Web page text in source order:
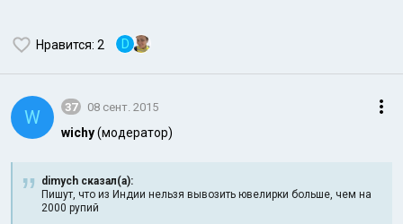
Нравится: 2 D
W 37 08 сент. 2015
wichy(модератор)
dimych сказал(а):
Пишут, что из Индии нельзя вывозить ювелирки больше, чем на
2000 рупий